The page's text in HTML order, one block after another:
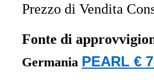
Prezzo di Vendita
Fonte di
Germania PEARL €